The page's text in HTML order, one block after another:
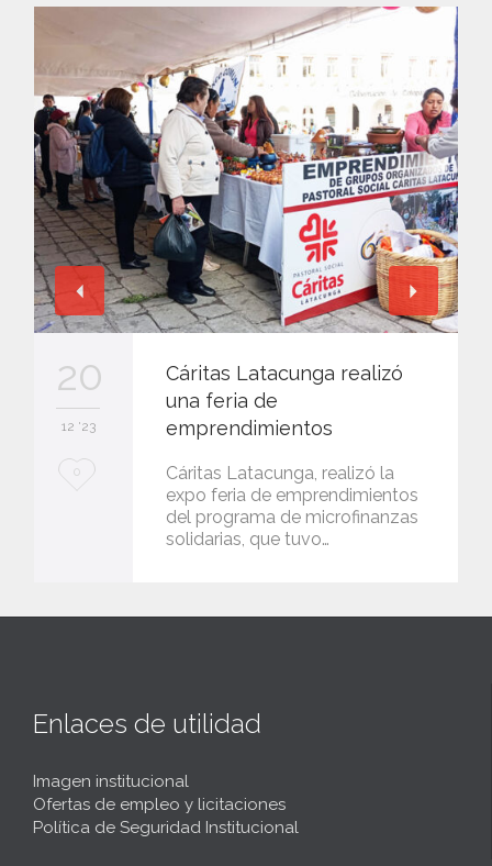
20
12 '23
L
i
0
Cáritas Latacunga realizó
una feria de
emprendimientos
Cáritas Latacunga, realizó la
expo feria de emprendimientos
del programa de microfinanzas
solidarias, que tuvo…
Enlaces de utilidad
Imagen institucional
Ofertas de empleo y licitaciones
Política de Seguridad Institucional